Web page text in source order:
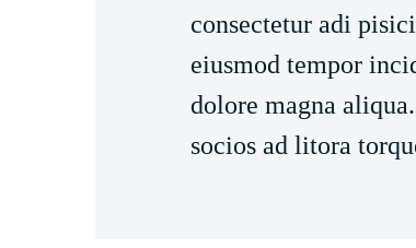
consectetur adi
eiusmod tempor
dolore magna
socios ad litora